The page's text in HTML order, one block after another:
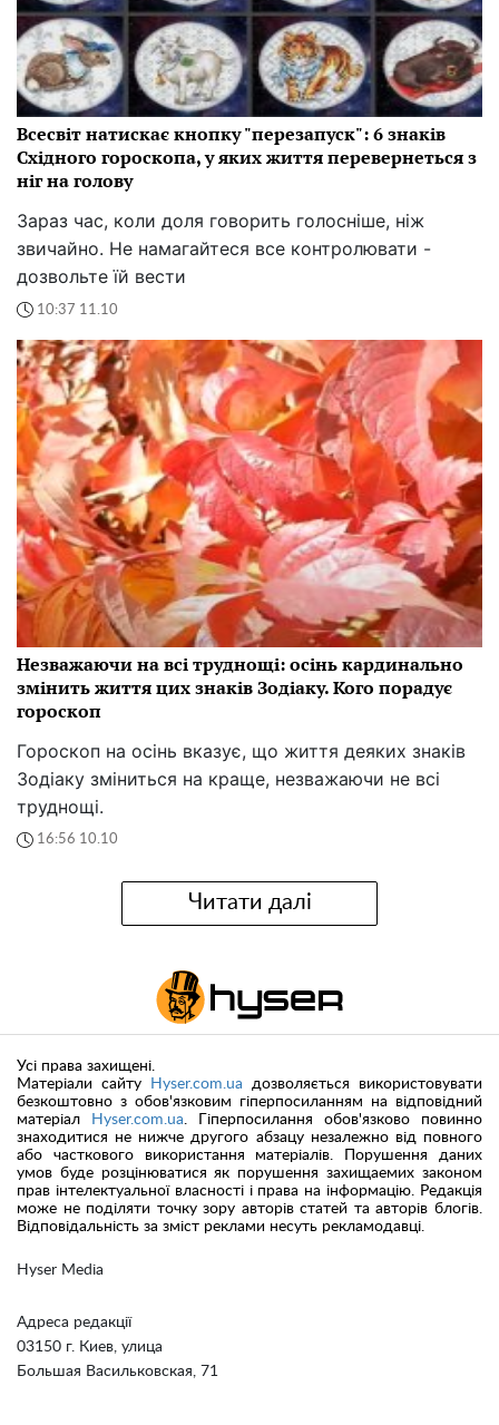
Всесвіт натискає кнопку "перезапуск": 6 знаків
Східного гороскопа, у яких життя перевернеться з
ніг на голову
Зараз час, коли доля говорить голосніше, ніж
звичайно. Не намагайтеся все контролювати -
дозвольте їй вести
10:37 11.10
Незважаючи на всі труднощі: осінь кардинально
змінить життя цих знаків Зодіаку. Кого порадує
гороскоп
Гороскоп на осінь вказує, що життя деяких знаків
Зодіаку зміниться на краще, незважаючи не всі
труднощі.
16:56 10.10
Читати далі
Hyser Media
Адреса редакції
03150 г. Киев, улица
Большая Васильковская, 71
Усі права захищені.
Матеріали сайту
Hyser.com.ua дозволяється використовувати
безкоштовно з обов'язковим гіперпосиланням на відповідний
матеріал
Hyser.com.ua. Гіперпосилання обов'язково повинно
знаходитися не нижче другого абзацу незалежно від повного
або часткового використання матеріалів. Порушення даних
умов буде розцінюватися як порушення захищаемих законом
прав інтелектуальної власності і права на інформацію. Редакція
може не поділяти точку зору авторів статей та авторів блогів.
Відповідальність за зміст реклами несуть рекламодавці.